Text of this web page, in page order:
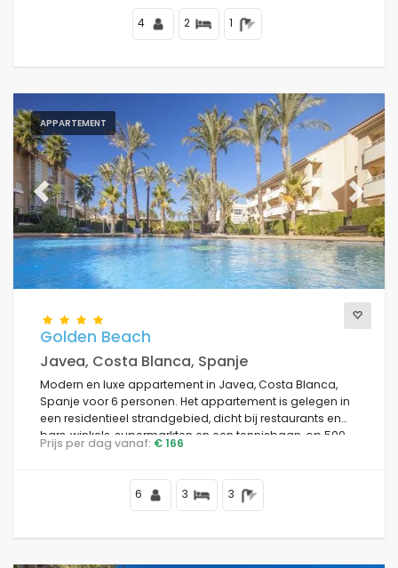
4 2 1
APPARTEMENT
Previous Next
Golden Beach
Javea, Costa Blanca, Spanje
Modern en luxe appartement in Javea, Costa Blanca,
Spanje voor 6 personen. Het appartement is gelegen in
een residentieel strandgebied, dicht bij restaurants en
bars, winkels, supermarkten en een tennisbaan, op 500
m van Arenal strand en op 0,5 km van de zee.
Prijs per dag vanaf: € 166
6 3 3